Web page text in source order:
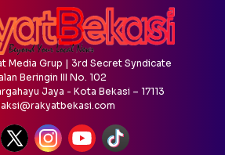
Media Grup | 3rd Secret Syndicate
Beringin III No. 102
Jaya - Kota Bekasi – 17113